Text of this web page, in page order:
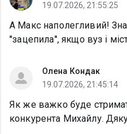
19.07.2026, 21:55:25
А Макс наполегливий!
''зацепила'', якщо вуз і
Олена Кондак
19.07.2026, 21:45:14
Як же важко буде
конкурента Михайлу.